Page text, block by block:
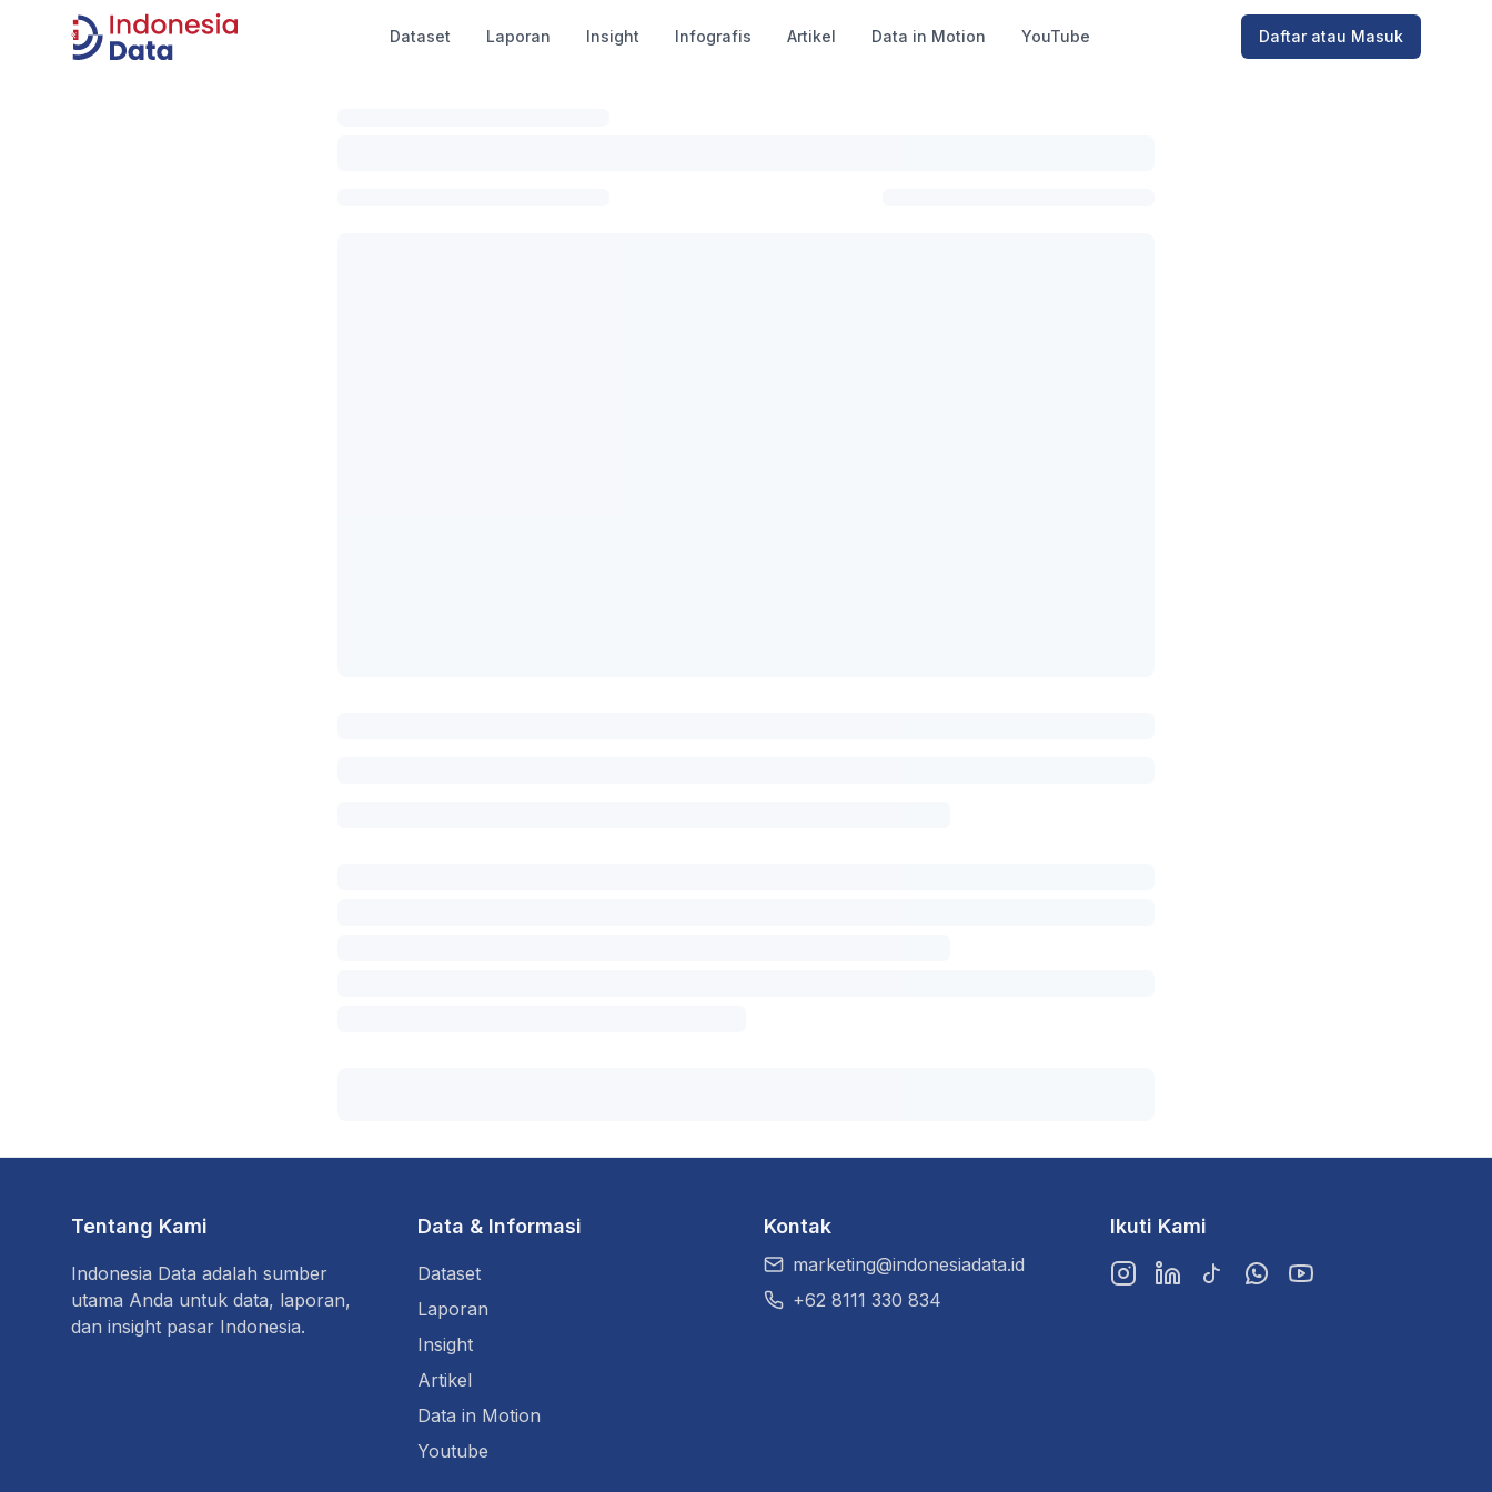
Indonesia Data
Dataset Laporan Insight Infografis Artikel Data in Motion YouTube Daftar atau Masuk
Tentang Kami
Indonesia Data adalah sumber
utama Anda untuk data, laporan,
dan insight pasar Indonesia.
Data & Informasi
Dataset
Laporan
Insight
Artikel
Data in Motion
Youtube
Kontak
marketing@indonesiadata.id
+62 8111 330 834
Ikuti Kami
InstagramLinkedInTikTokWhatsAppYouTube